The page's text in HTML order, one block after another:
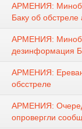
АРМЕНИЯ:
Баку об обстреле
АРМЕНИЯ:
дезинформация
АРМЕНИЯ: Ереван
обсстреле
АРМЕНИЯ:
опровергли